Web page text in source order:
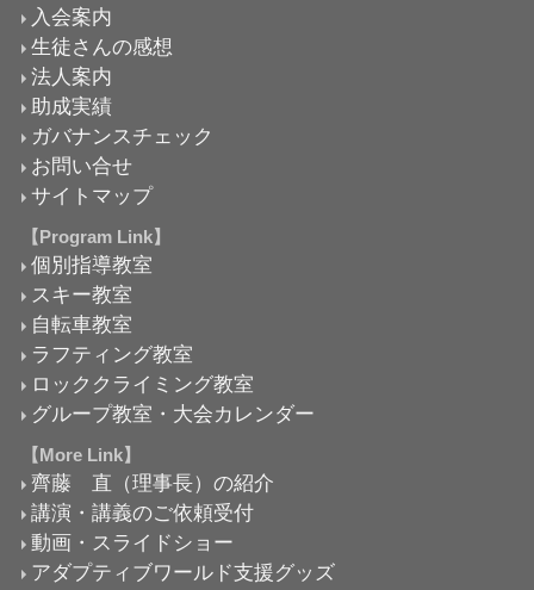
入会案内
生徒さんの感想
法人案内
助成実績
ガバナンスチェック
お問い合せ
サイトマップ
【Program Link】
個別指導教室
スキー教室
自転車教室
ラフティング教室
ロッククライミング教室
グループ教室・大会カレンダー
【More Link】
齊藤 直（理事長）の紹介
講演・講義のご依頼受付
動画・スライドショー
アダプティブワールド支援グッズ